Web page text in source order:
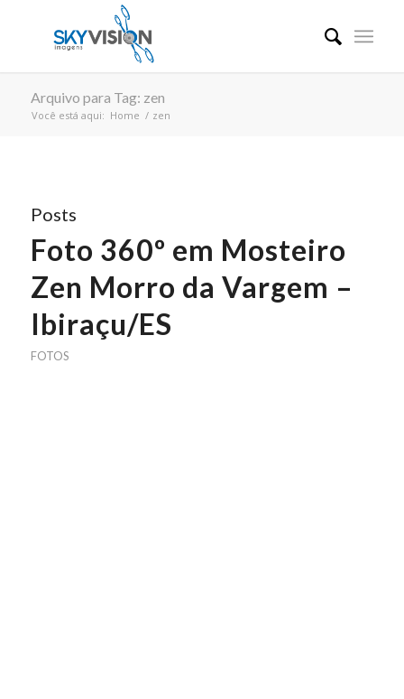
Arquivo para Tag: zen
Você está aqui: Home / zen
Posts
Foto 360º em Mosteiro
Zen Morro da Vargem –
Ibiraçu/ES
FOTOS